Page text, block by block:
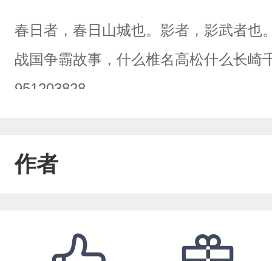
春日者，春日山城也。影者，影武者也
战国争霸故事，什么椎名高松什么长
951203828
作者